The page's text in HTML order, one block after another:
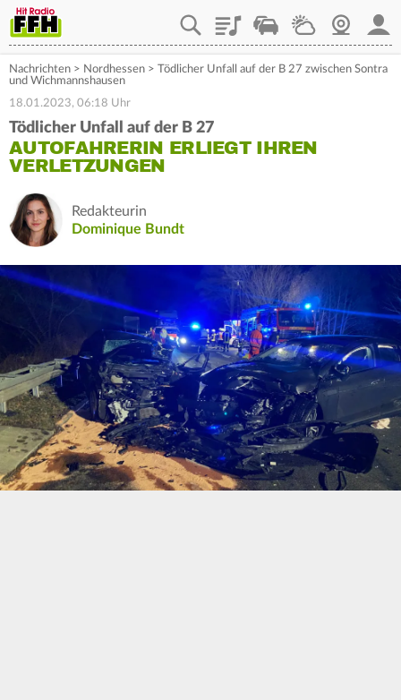
PlaylistStaupilotWetterWebcam
Nachrichten > Nordhessen > Tödlicher Unfall auf der B 27 zwischen Sontra
und Wichmannshausen
18.01.2023, 06:18 Uhr
Tödlicher Unfall auf der B 27
AUTOFAHRERIN ERLIEGT IHREN
VERLETZUNGEN
Redakteurin
Dominique Bundt